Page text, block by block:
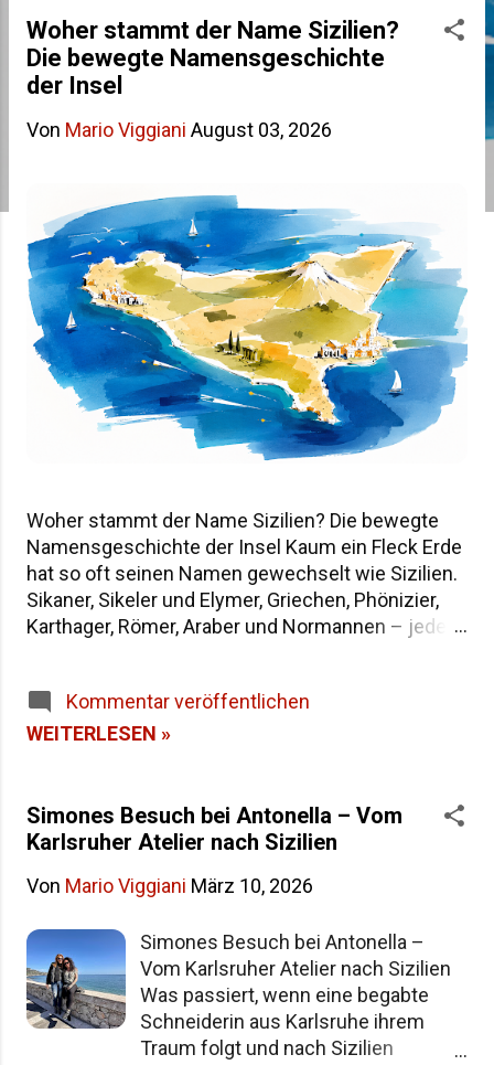
Woher stammt der Name Sizilien?
Die bewegte Namensgeschichte
der Insel
Von Mario Viggiani August 03, 2026
Woher stammt der Name Sizilien? Die bewegte
Namensgeschichte der Insel Kaum ein Fleck Erde
hat so oft seinen Namen gewechselt wie Sizilien.
Sikaner, Sikeler und Elymer, Griechen, Phönizier,
Karthager, Römer, Araber und Normannen – jede
fragst, warum die Insel heute "Sicilia" heißt und
wie sie in der Antike genannt wurde, findest du
heutigen Namen. Woher stammt der Name
Sizilien Inhaltsverzeichnis Die Herkunft des
die drei Kaps Sicania – der Name nach den
Weitere antike Namen und Legenden Alle Namen
Siziliens im Überblick Häufige Fragen zur
Namensgeschichte Siziliens Fazit
Kommentar veröffentlichen
WEITERLESEN »
Simones Besuch bei Antonella – Vom
Karlsruher Atelier nach Sizilien
Von Mario Viggiani März 10, 2026
Simones Besuch bei Antonella –
Vom Karlsruher Atelier nach Sizilien
Was passiert, wenn eine begabte
Schneiderin aus Karlsruhe ihrem
Traum folgt und nach Sizilien